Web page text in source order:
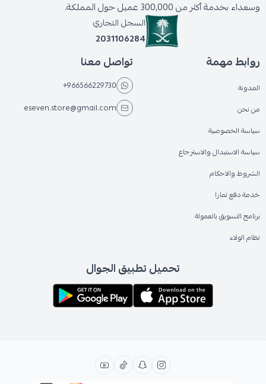
وسعداء بخدمة أكثر من 300,000 عميل حول المملكة.
السجل التجاري
2031106284
روابط مهمة
المدونة
من نحن
سياسة الخصوصية
سياسة الاستبدال والاسترجاع
الشروط والاحكام
خدمة دفع تمارا
برنامج التسويق بالعمولة
نظام الولاء
تواصل معنا
+966566229730
eseven.store@gmail.com
تحميل تطبيق الجوال